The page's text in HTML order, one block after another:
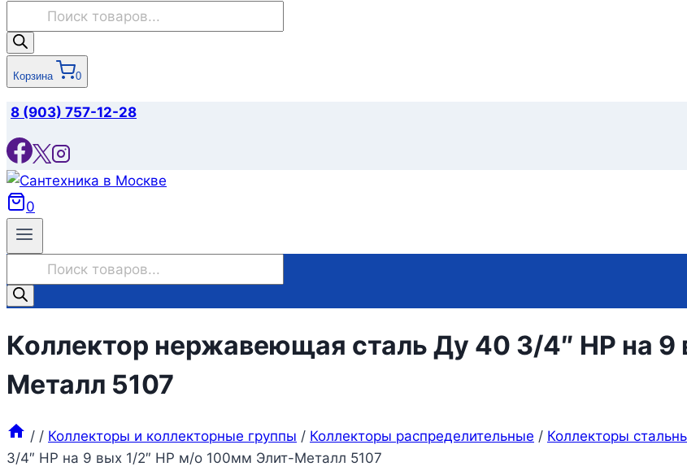
товаров
Корзина 0
8 (903) 757-12-28
0
товаров
Коллектор нержавеющая сталь Ду 40 3/4″ НР на
Металл 5107
/ / Коллекторы и коллекторные группы / Коллекторы распределительные / Коллекторы
3/4″ НР на 9 вых 1/2″ НР м/о 100мм Элит-Металл 5107